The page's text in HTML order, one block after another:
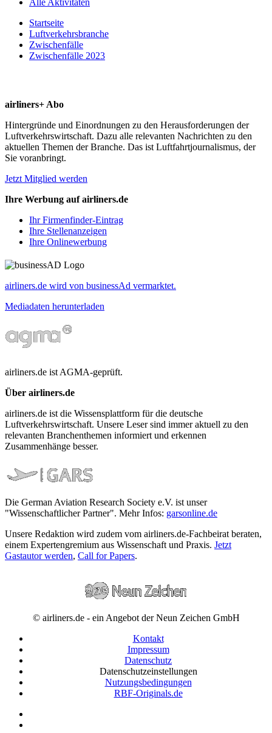
Startseite
Luftverkehrsbranche
Zwischenfälle
Zwischenfälle 2023
airliners+ Abo
Hintergründe und Einordnungen zu den Herausforderungen der
Luftverkehrswirtschaft. Dazu alle relevanten Nachrichten zu den
aktuellen Themen der Branche. Das ist Luftfahrtjournalismus, der
Sie voranbringt.
Jetzt Mitglied werden
Ihre Werbung auf airliners.de
Ihr Firmenfinder-Eintrag
Ihre Stellenanzeigen
Ihre Onlinewerbung
airliners.de wird von businessAd vermarktet.
Mediadaten herunterladen
airliners.de ist AGMA-geprüft.
Über airliners.de
airliners.de ist die Wissensplattform für die deutsche
Luftverkehrswirtschaft. Unsere Leser sind immer aktuell zu den
relevanten Branchenthemen informiert und erkennen
Zusammenhänge besser.
Die German Aviation Research Society e.V. ist unser
"Wissenschaftlicher Partner". Mehr Infos: garsonline.de
Unsere Redaktion wird zudem vom airliners.de-Fachbeirat beraten,
einem Expertengremium aus Wissenschaft und Praxis. Jetzt
Gastautor werden, Call for Papers.
© airliners.de - ein Angebot der Neun Zeichen GmbH
Kontakt
Impressum
Datenschutz
Datenschutzeinstellungen
Nutzungsbedingungen
RBF-Originals.de